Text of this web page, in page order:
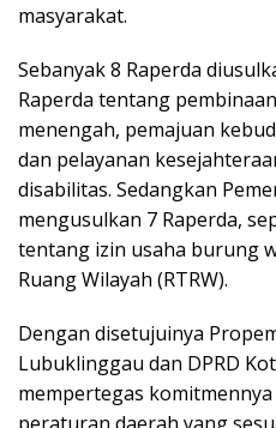
masyarakat.
Sebanyak 8 Raperda
Raperda tentang
menengah, pemajuan
dan pelayanan
disabilitas. Sedangkan
mengusulkan 7 Raperda,
tentang izin usaha burung
Ruang Wilayah (RTRW).
Dengan disetujuinya
Lubuklinggau dan DPRD
mempertegas
peraturan daerah yang